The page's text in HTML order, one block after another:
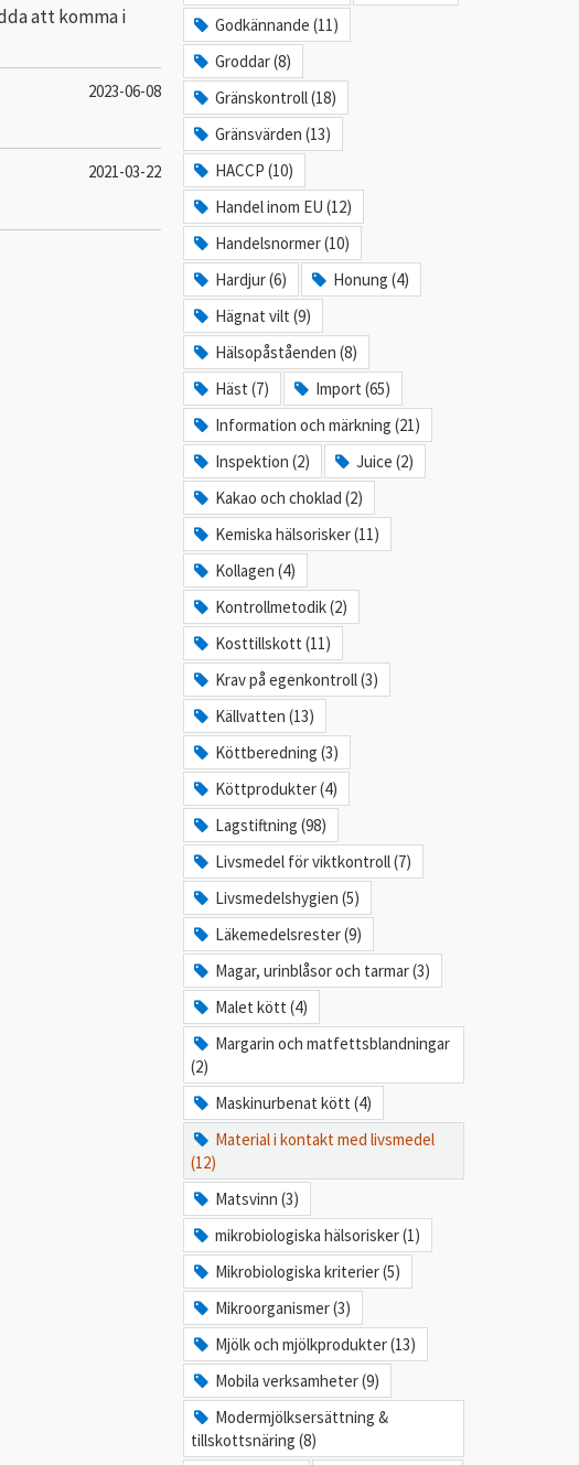
att komma i
2023-06-08
2021-03-22
Godkännande (11)
Groddar (8)
Gränskontroll (18)
Gränsvärden (13)
HACCP (10)
Handel inom EU (12)
Handelsnormer (10)
Hardjur (6)
Honung (4)
Hägnat vilt (9)
Hälsopåståenden (8)
Häst (7)
Import (65)
Information och märkning (21)
Inspektion (2)
Juice (2)
Kakao och choklad (2)
Kemiska hälsorisker (11)
Kollagen (4)
Kontrollmetodik (2)
Kosttillskott (11)
Krav på egenkontroll (3)
Källvatten (13)
Köttberedning (3)
Köttprodukter (4)
Lagstiftning (98)
Livsmedel för viktkontroll (7)
Livsmedelshygien (5)
Läkemedelsrester (9)
Magar, urinblåsor och tarmar (3)
Malet kött (4)
Margarin och matfettsblandningar
(2)
Maskinurbenat kött (4)
Material i kontakt med livsmedel
(12)
Matsvinn (3)
mikrobiologiska hälsorisker (1)
Mikrobiologiska kriterier (5)
Mikroorganismer (3)
Mjölk och mjölkprodukter (13)
Mobila verksamheter (9)
Modermjölksersättning &
tillskottsnäring (8)